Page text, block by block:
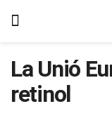
La Unió
retinol